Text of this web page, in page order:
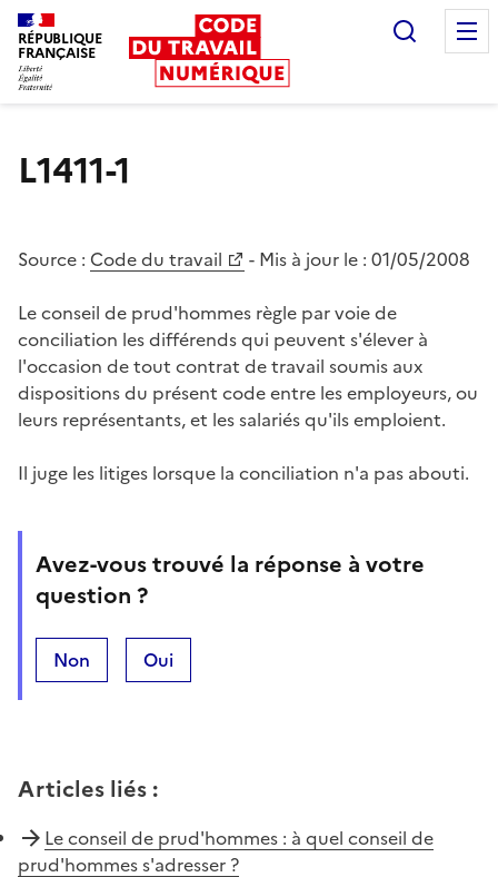
RÉPUBLIQUE
FRANÇAISE
L1411-1
Source : Code du travail - Mis à jour le : 01/05/2008
Le conseil de prud'hommes règle par voie de
conciliation les différends qui peuvent s'élever à
l'occasion de tout contrat de travail soumis aux
dispositions du présent code entre les employeurs, ou
leurs représentants, et les salariés qu'ils emploient.
Il juge les litiges lorsque la conciliation n'a pas abouti.
Avez-vous trouvé la réponse à votre
question ?
Non Oui
Articles liés :
Le conseil de prud'hommes : à quel conseil de
prud'hommes s'adresser ?